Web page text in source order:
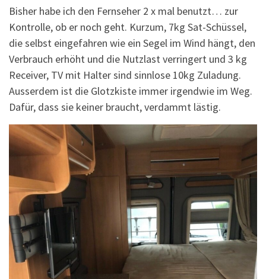
Bisher habe ich den Fernseher 2 x mal benutzt… zur
Kontrolle, ob er noch geht. Kurzum, 7kg Sat-Schüssel,
die selbst eingefahren wie ein Segel im Wind hängt, den
Verbrauch erhöht und die Nutzlast verringert und 3 kg
Receiver, TV mit Halter sind sinnlose 10kg Zuladung.
Ausserdem ist die Glotzkiste immer irgendwie im Weg.
Dafür, dass sie keiner braucht, verdammt lästig.